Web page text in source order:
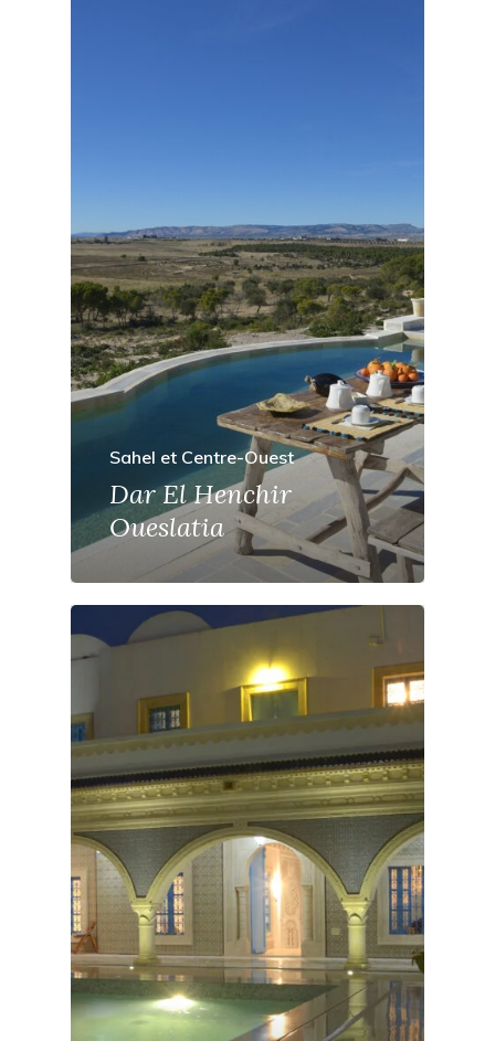
Sahel et Centre-Ouest
Dar El Henchir
Oueslatia